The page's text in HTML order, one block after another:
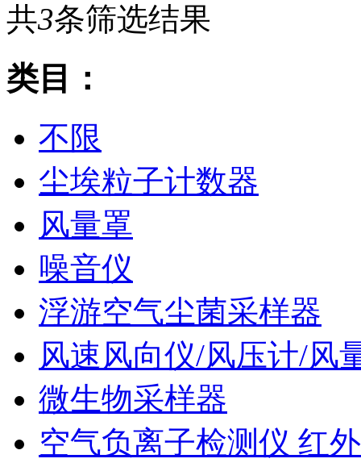
共3条筛选结果
类目：
不限
尘埃粒子计数器
风量罩
噪音仪
浮游空气尘菌采样器
风速风向仪/风压计/风
微生物采样器
空气负离子检测仪 红